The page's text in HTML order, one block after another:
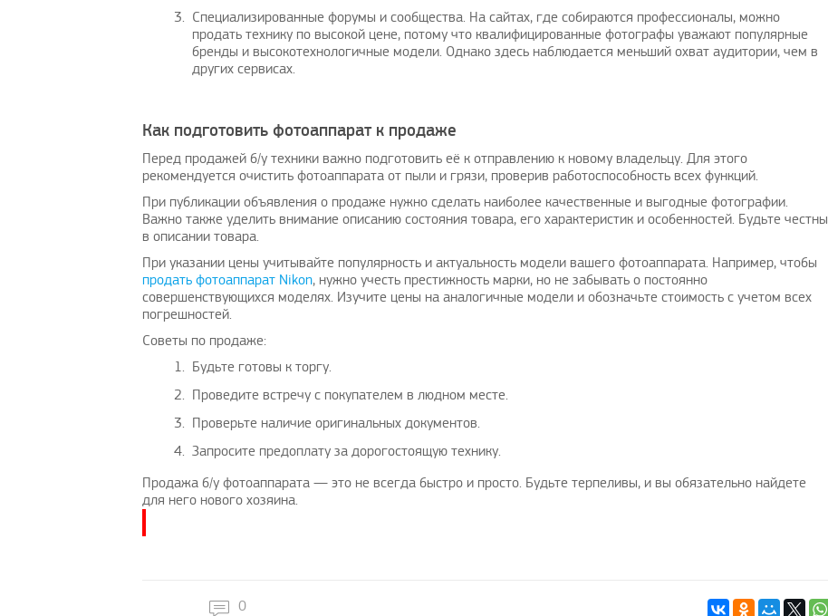
Интересный пост
Рады предложить вашему
вниманию решение проблем с
оплатой зарубежных услуг…
Поздравляю, отличная идея и
своевременно
Специализированные форумы и сообщества. На сайтах, где собираются профессионалы, можно
продать технику по высокой цене, потому что квалифицированные фотографы уважают популярные
бренды и высокотехнологичные модели. Однако здесь наблюдается меньший охват аудитории, чем в
других сервисах.
Как подготовить фотоаппарат к продаже
Перед продажей б/у техники важно подготовить её к отправлению к новому владельцу. Для этого
рекомендуется очистить фотоаппарата от пыли и грязи, проверив работоспособность всех функций.
При публикации объявления о продаже нужно сделать наиболее качественные и выгодные фотографии.
Важно также уделить внимание описанию состояния товара, его характеристик и особенностей. Будьте честны
в описании товара.
При указании цены учитывайте популярность и актуальность модели вашего фотоаппарата. Например, чтобы
продать фотоаппарат Nikon, нужно учесть престижность марки, но не забывать о постоянно
совершенствующихся моделях. Изучите цены на аналогичные модели и обозначьте стоимость с учетом всех
погрешностей.
Советы по продаже:
Будьте готовы к торгу.
Проведите встречу с покупателем в людном месте.
Проверьте наличие оригинальных документов.
Запросите предоплату за дорогостоящую технику.
Продажа б/у фотоаппарата — это не всегда быстро и просто. Будьте терпеливы, и вы обязательно найдете
для него нового хозяина.
0